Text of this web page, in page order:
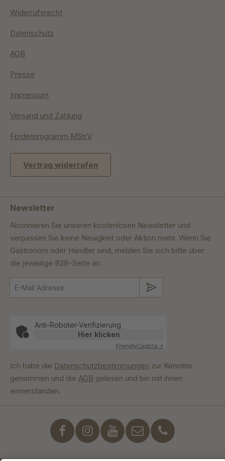
Widerrufsrecht
Datenschutz
AGB
Presse
Impressum
Versand und Zahlung
Förderprogramm MStrV
Vertrag widerrufen
Newsletter
Abonnieren Sie unseren kostenlosen Newsletter und
verpassen Sie keine Neuigkeit oder Aktion mehr. Wenn Sie
Gastronom oder Händler sind, melden Sie sich bitte über
die jeweilige B2B-Seite an.
Anti-Roboter-Verifizierung
Hier klicken
FriendlyCaptcha ⇗
Ich habe die Datenschutzbestimmungen zur Kenntnis
genommen und die AGB gelesen und bin mit ihnen
einverstanden.